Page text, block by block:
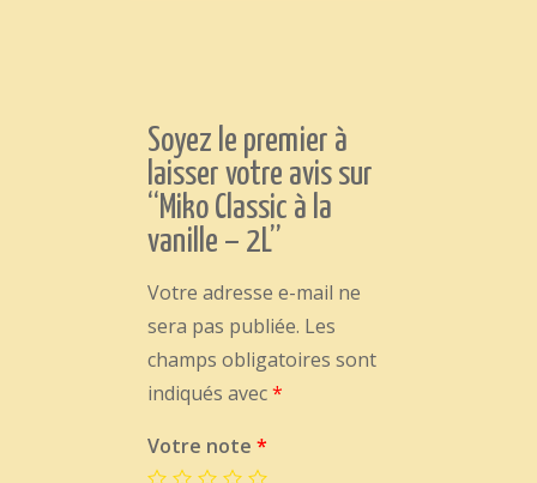
Soyez le premier à
laisser votre avis sur
“Miko Classic à la
vanille – 2L”
Votre adresse e-mail ne
sera pas publiée. Les
champs obligatoires sont
indiqués avec*
Votre note*